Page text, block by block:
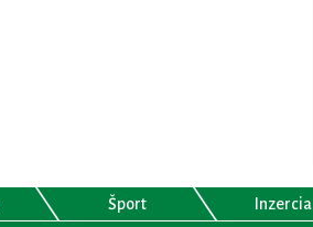
Šport Inzercia